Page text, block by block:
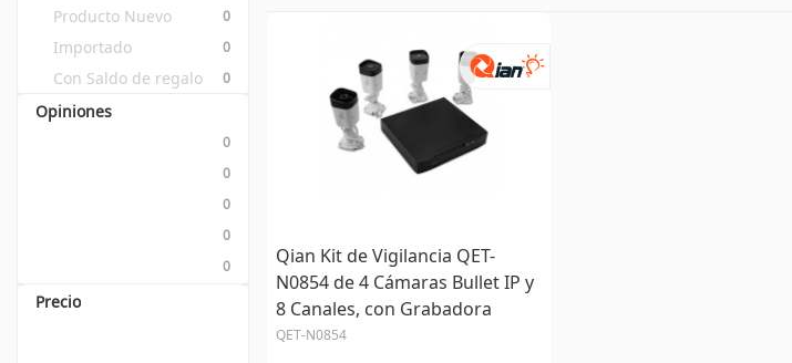
Producto Nuevo 0
Importado 0
Con Saldo de regalo 0
Opiniones
0
0
0
0
0
Precio
Qian Kit de Vigilancia QET-
N0854 de 4 Cámaras Bullet IP y
8 Canales, con Grabadora
QET-N0854